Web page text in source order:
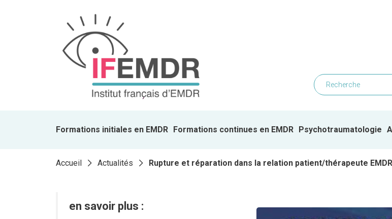
Formations initiales en EMDR Formations continues en EMDR Psychotraumatologie
Accueil Actualités Rupture et réparation dans la relation patient/thérapeute EMDR
en savoir plus :